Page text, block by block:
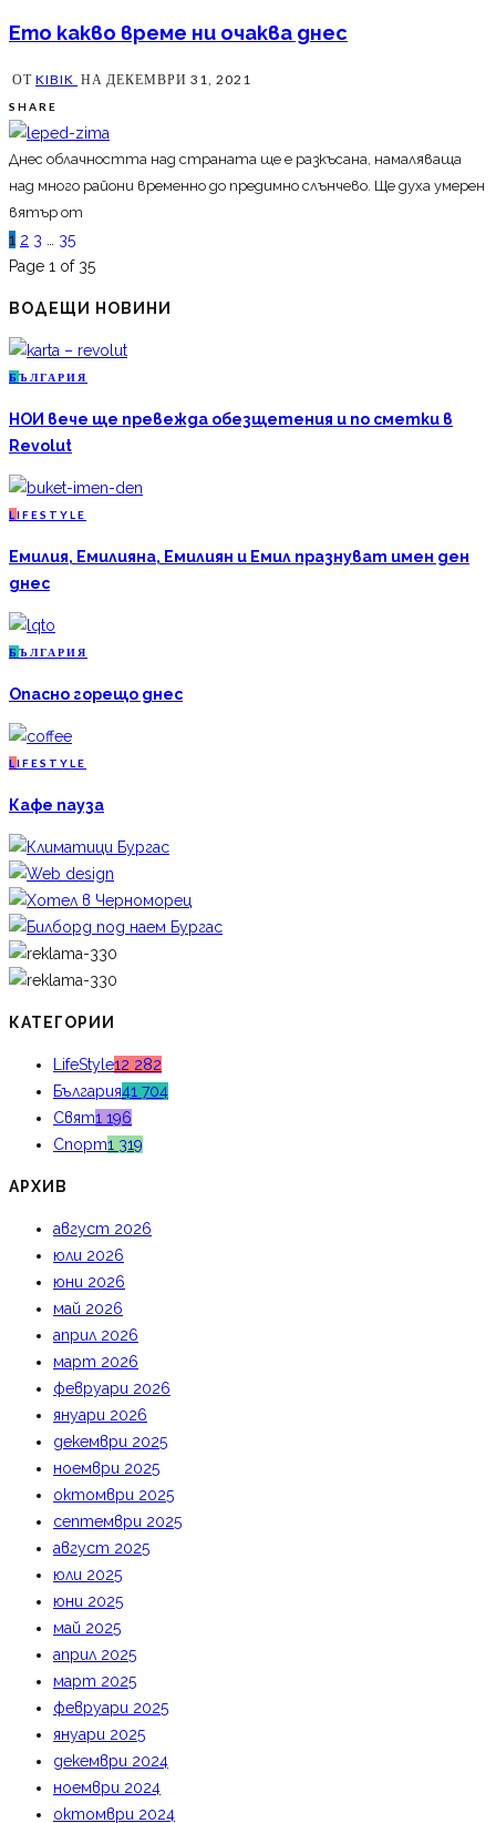
Ето какво време ни очаква днес
ОТ KIBIK НА ДЕКЕМВРИ 31, 2021
SHARE
Днес облачността над страната ще е разкъсана, намаляваща
над много райони временно до предимно слънчево. Ще духа умерен
вятър от
1 2 3 … 35
Page 1 of 35
ВОДЕЩИ НОВИНИ
Б ЪЛГАРИЯ
НОИ вече ще превежда обезщетения и по сметки в
Revolut
L IFESTYLE
Емилия, Емилияна, Емилиян и Емил празнуват имен ден
днес
Б ЪЛГАРИЯ
Опасно горещо днес
L IFESTYLE
Кафе пауза
КАТЕГОРИИ
LifeStyle12 282
България41 704
Свят1 196
Спорт1 319
АРХИВ
август 2026
юли 2026
юни 2026
май 2026
април 2026
март 2026
февруари 2026
януари 2026
декември 2025
ноември 2025
октомври 2025
септември 2025
август 2025
юли 2025
юни 2025
май 2025
април 2025
март 2025
февруари 2025
януари 2025
декември 2024
ноември 2024
октомври 2024